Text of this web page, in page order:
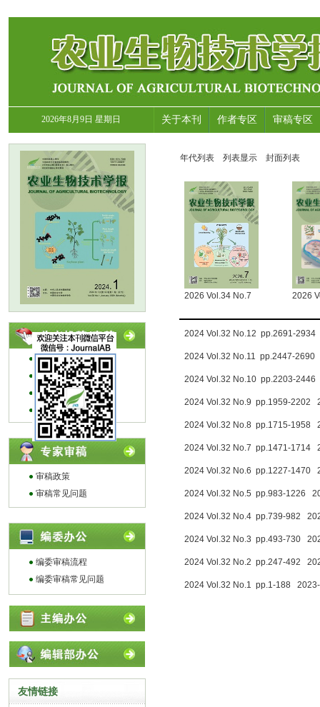
2026年8月9日 星期日 关于本刊 作者专区 审稿专区
投稿指南
编写指南
论文模板
作者常见问题
审稿政策
审稿常见问题
编委审稿流程
编委审稿常见问题
友情链接
年代列表 列表显示 封面列表
2026 Vol.34 No.7 2026
2024 Vol.32 No.12 pp.2691-
2024 Vol.32 No.11 pp.2447-
2024 Vol.32 No.10 pp.2203-
2024 Vol.32 No.9 pp.1959-2202
2024 Vol.32 No.8 pp.1715-1958
2024 Vol.32 No.7 pp.1471-1714
2024 Vol.32 No.6 pp.1227-1470
2024 Vol.32 No.5 pp.983-1226
2024 Vol.32 No.4 pp.739-982
2024 Vol.32 No.3 pp.493-730
2024 Vol.32 No.2 pp.247-492
2024 Vol.32 No.1 pp.1-188